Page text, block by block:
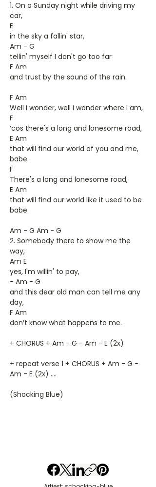
1. On a Sunday night while driving my
car,
E
in the sky a fallin' star,
Am - G
tellin' myself I don't go too far
F Am
and trust by the sound of the rain.
F Am
Well I wonder, well I wonder where I am,
F
‘cos there's a long and lonesome road,
E Am
that will find our world of you and me,
babe.
F
There's a long and lonesome road,
E Am
that will find our world like it used to be
babe.
Am - G Am - G
2. Somebody there to show me the
way,
Am E
yes, I'm willin' to pay,
- Am - G
and this dear old man can tell me any
day,
F Am
don’t know what happens to me.
+ CHORUS + Am - G - Am - E (2x)
+ repeat verse 1 + CHORUS + Am - G -
Am - E (2x) ....
(Shocking Blue)